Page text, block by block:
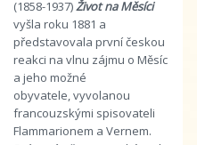
(1858-1937)Život na Měsíci
vyšla roku 1881 a
představovala první českou
reakci na vlnu zájmu o Měsíc
a jeho možné
obyvatele, vyvolanou
francouzskými spisovateli
Flammarionem a Vernem.